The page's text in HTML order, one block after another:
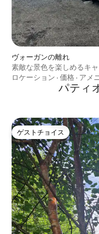
ヴォーガンの離れ
素敵な景色を楽しめるキャ
ロケーション · 価格 · アメ
パティ
ゲストチョイス
ゲストチョイス